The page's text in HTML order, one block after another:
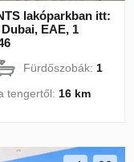
lakóparkban itt:
EAE, 1
Fürdőszobák:1
tengertől:16 km